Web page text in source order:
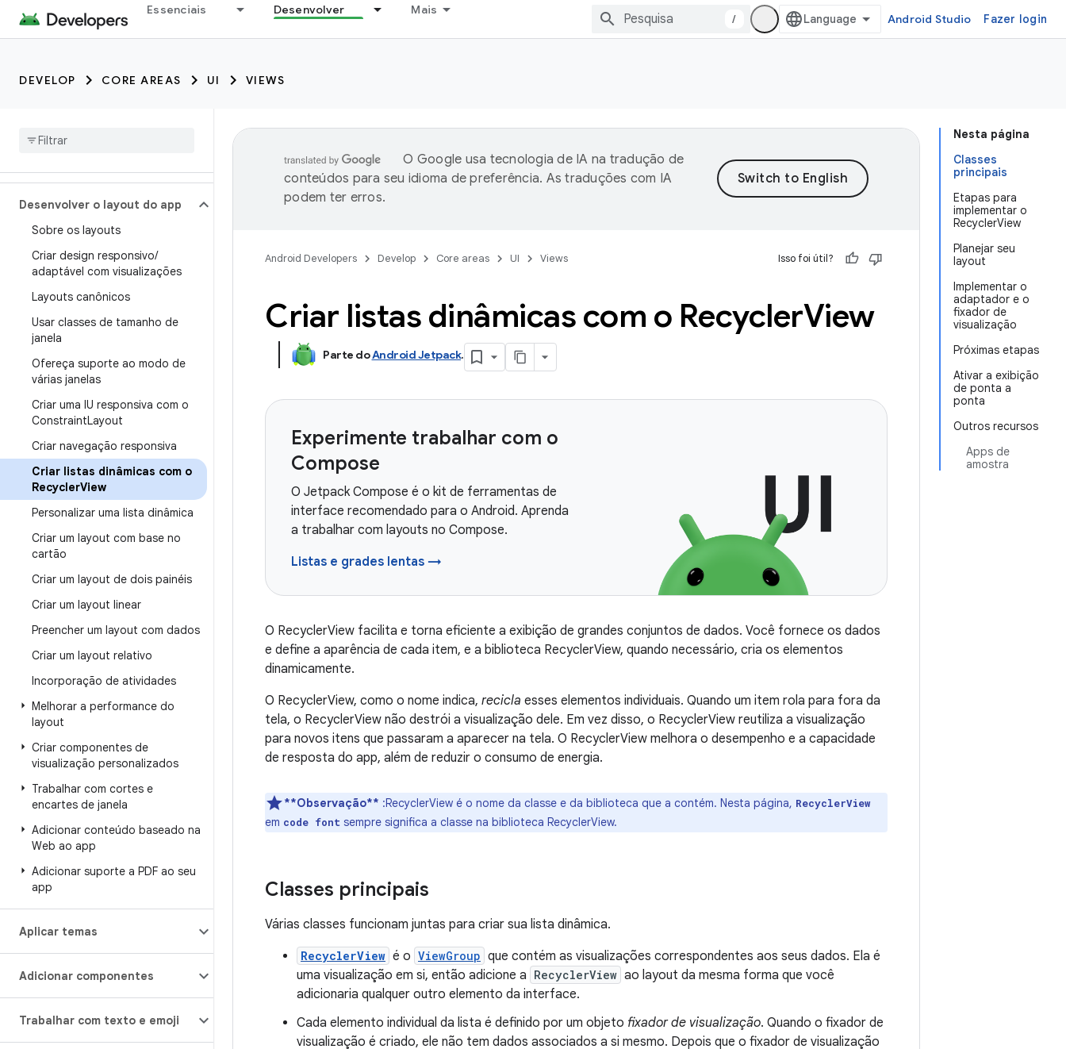
Essenciais Desenvolver Mais
/ Android Studio Fazer login
DEVELOP CORE AREAS UI VIEWS
Desenvolver o layout do app
Sobre os layouts
Criar design responsivo/
adaptável com visualizações
Layouts canônicos
Usar classes de tamanho de
janela
Ofereça suporte ao modo de
várias janelas
Criar uma IU responsiva com o
ConstraintLayout
Criar navegação responsiva
Criar listas dinâmicas com o
RecyclerView
Personalizar uma lista dinâmica
Criar um layout com base no
cartão
Criar um layout de dois painéis
Criar um layout linear
Preencher um layout com dados
Criar um layout relativo
Incorporação de atividades
Melhorar a performance do
layout
Criar componentes de
visualização personalizados
Trabalhar com cortes e
encartes de janela
Adicionar conteúdo baseado na
Web ao app
Adicionar suporte a PDF ao seu
app
Aplicar temas
Adicionar componentes
Trabalhar com texto e emoji
Nesta página
Classes
principais
Etapas para
implementar o
RecyclerView
Planejar seu
layout
Implementar o
adaptador e o
fixador de
visualização
Próximas etapas
Ativar a exibição
de ponta a
ponta
Outros recursos
Apps de
amostra
O Google usa tecnologia de IA na tradução de
conteúdos para seu idioma de preferência. As traduções com IA
podem ter erros.
Android Developers Develop Core areas UI Views Isso foi útil?
Criar listas dinâmicas com o RecyclerView
Parte doAndroid Jetpack.
Experimente trabalhar com o
Compose
O Jetpack Compose é o kit de ferramentas de
interface recomendado para o Android. Aprenda
a trabalhar com layouts no Compose.
Listas e grades lentas →
O RecyclerView facilita e torna eficiente a exibição de grandes conjuntos de dados. Você fornece os dados
e define a aparência de cada item, e a biblioteca RecyclerView, quando necessário, cria os elementos
dinamicamente.
O RecyclerView, como o nome indica, recicla esses elementos individuais. Quando um item rola para fora da
tela, o RecyclerView não destrói a visualização dele. Em vez disso, o RecyclerView reutiliza a visualização
para novos itens que passaram a aparecer na tela. O RecyclerView melhora o desempenho e a capacidade
de resposta do app, além de reduzir o consumo de energia.
**Observação** :RecyclerView é o nome da classe e da biblioteca que a contém. Nesta página, RecyclerView
em code font sempre significa a classe na biblioteca RecyclerView.
Classes principais
Várias classes funcionam juntas para criar sua lista dinâmica.
RecyclerView é o ViewGroup que contém as visualizações correspondentes aos seus dados. Ela é
uma visualização em si, então adicione a RecyclerView ao layout da mesma forma que você
adicionaria qualquer outro elemento da interface.
Cada elemento individual da lista é definido por um objeto fixador de visualização. Quando o fixador de
visualização é criado, ele não tem dados associados a si mesmo. Depois que o fixador de visualização